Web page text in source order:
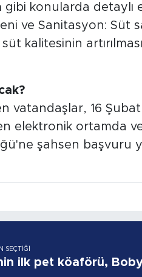
gibi konularda detaylı
ve Sanitasyon: Süt
kalitesinin
vatandaşlar, 16
elektronik ortamda
şahsen başvuru
SEÇTIĞI
ilk pet köaförü,